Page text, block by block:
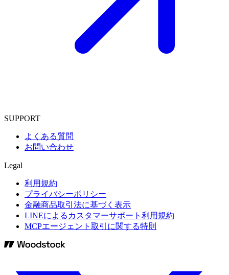
SUPPORT
よくある質問
お問い合わせ
Legal
利用規約
プライバシーポリシー
金融商品取引法に基づく表示
LINEによるカスタマーサポート利用規約
MCPエージェント取引に関する特則